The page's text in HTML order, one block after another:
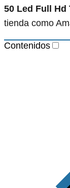
50 Led Full Hd
tienda como
Contenidos